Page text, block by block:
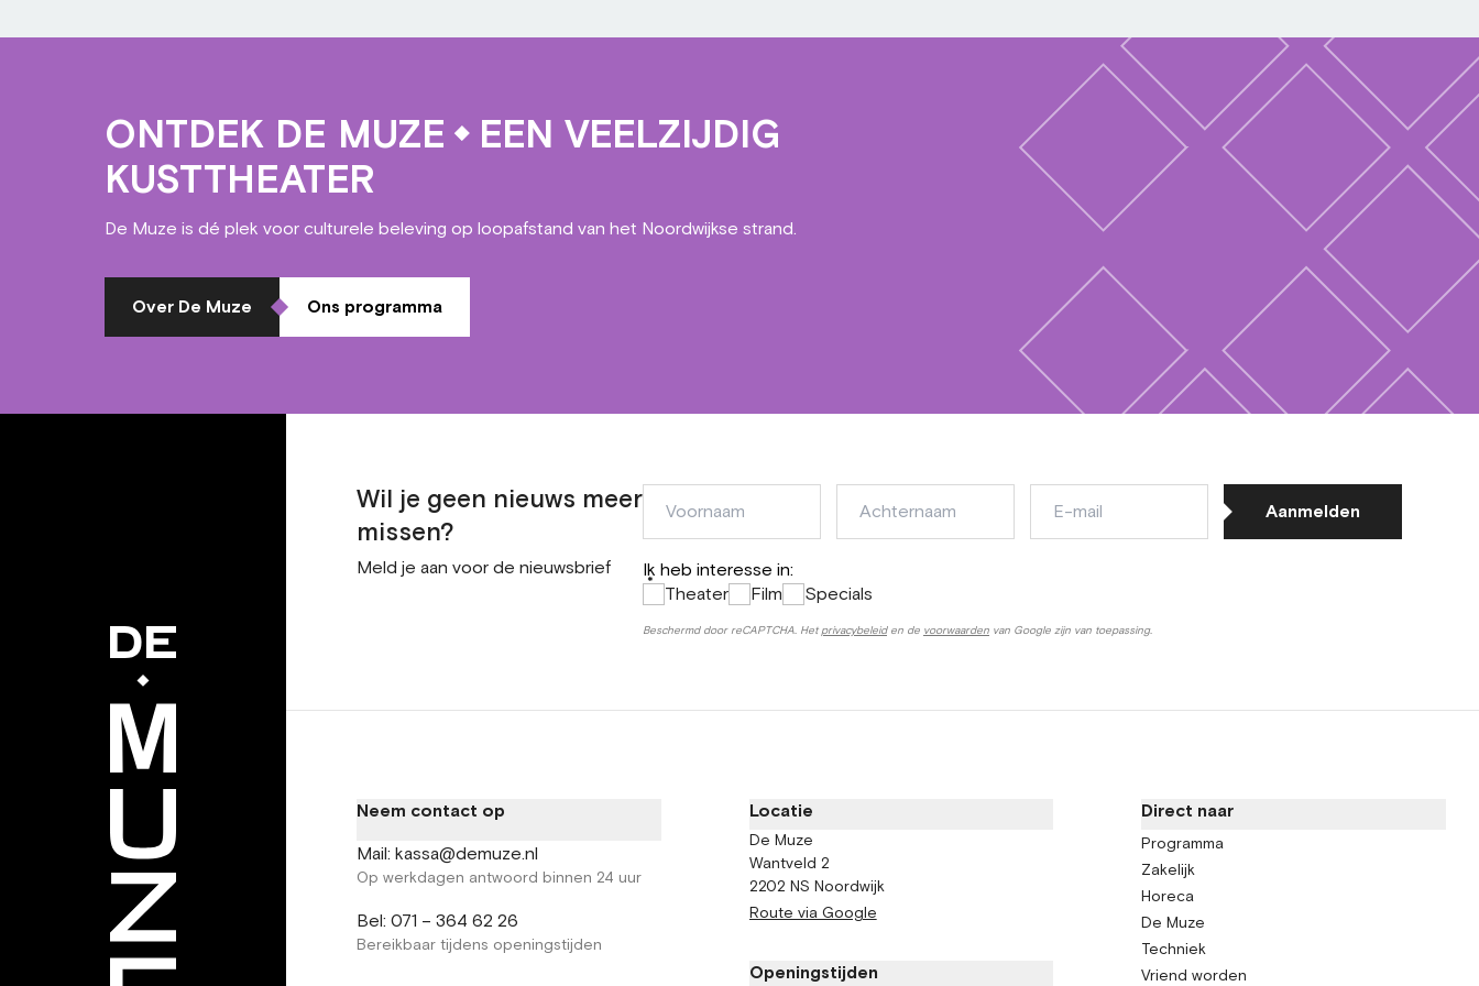
ONTDEK DE MUZE EEN VEELZIJDIG
KUSTTHEATER
De Muze is dé plek voor culturele beleving op loopafstand van het Noordwijkse strand.
Over De Muze Ons programma
Wil je geen nieuws meer
missen?
Meld je aan voor de nieuwsbrief Ik heb interesse in:
*
Theater Film Specials
Voornaam
mail
Aanmelden
Beschermd door reCAPTCHA. Het privacybeleiden de voorwaarden van Google zijn van toepassing.
Neem contact op
Mail: kassa@demuze.nl
Op werkdagen antwoord binnen 24 uur
Bel: 071 – 364 62 26
Bereikbaar tijdens openingstijden
Locatie
De Muze
Wantveld 2
2202 NS Noordwijk
Route via Google
Openingstijden
Direct naar
Programma
Zakelijk
Horeca
De Muze
Techniek
Vriend worden